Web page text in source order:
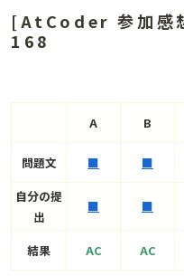
[AtCoder 参加
168
A B
問題文 ■ ■
自分の提
出
■ ■
結果 AC AC